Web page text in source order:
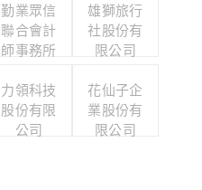
勤業眾信
聯合會計
師事務所
雄獅旅行
社股份有
限公司
力領科技
股份有限
公司
花仙子企
業股份有
限公司